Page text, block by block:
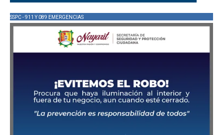
SSPC - 911 Y 089 EMERGENCIAS